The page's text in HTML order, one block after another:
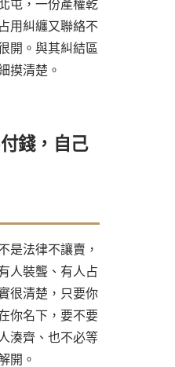
屯，一份產權乾
用糾纏又聯絡不
開。與其糾結區
摸清楚。
錢，自己
是法律不讓賣，
人裝聾、有人占
很清楚，只要你
你名下，要不要
湊齊、也不必等
開。